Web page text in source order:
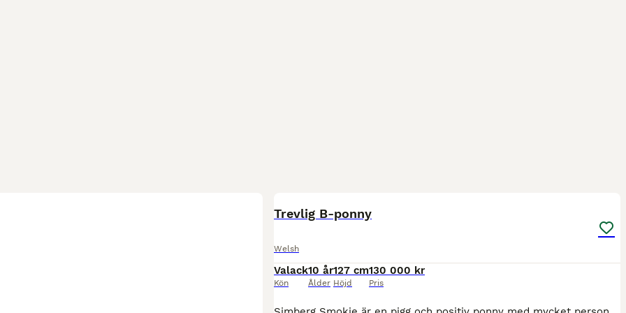
Trevlig B-ponny
Welsh
Valack
Kön
10 år
Ålder
127 cm
Höjd
130 000 kr
Pris